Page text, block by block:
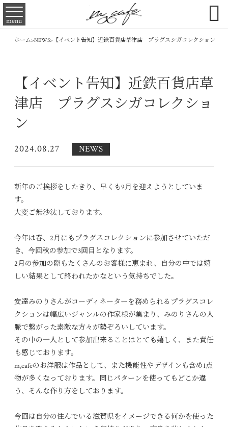
menu 
ホーム>NEWS> 【イベント告知】近鉄百貨店草津店 プラグスシガコレクション
【イベント告知】近鉄百貨店草
津店 プラグスシガコレクショ
ン
2024.08.27 NEWS
新年のご挨拶をしたきり、早くも9月を迎えようとしていま
す。
大変ご無沙汰しております。
今年は春、2月にもプラグスコレクションに参加させていただ
き、今回秋の参加で3回目となります。
2月の参加の際もたくさんのお客様に恵まれ、自分の中では嬉
しい結果として終われたかなという気持ちでした。
安達みのりさんがコーディネーターを務められるプラグスコレ
クションは幅広いジャンルの作家様が集まり、みのりさんの人
脈で繋がった素敵な方々が勢ぞろいしています。
その中の一人として参加出来ることはとても嬉しく、また責任
も感じております。
m,cafeのお洋服は作品として、また機能性やデザインも含め1点
物が多くなっております。同じパターンを使ってもどこか違
う、そんな作り方をしております。
今回は自分の住んでいる滋賀県をイメージできる何かを使った